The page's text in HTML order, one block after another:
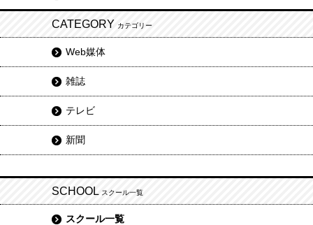
CATEGORY カテゴリー
Web媒体
雑誌
テレビ
新聞
SCHOOL スクール一覧
スクール一覧